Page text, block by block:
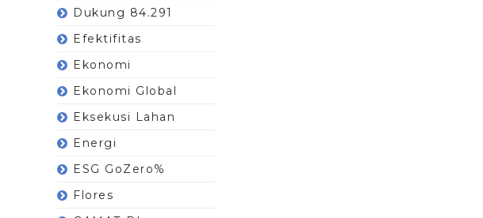
Dukung 84.291
Efektifitas
Ekonomi
Ekonomi Global
Eksekusi Lahan
Energi
ESG GoZero%
Flores